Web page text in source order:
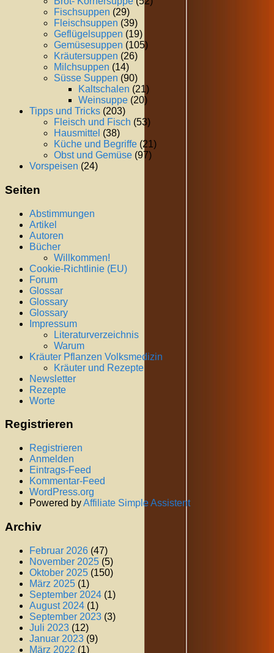
Fischsuppen (29)
Fleischsuppen (39)
Geflügelsuppen (19)
Gemüsesuppen (105)
Kräutersuppen (26)
Milchsuppen (14)
Süsse Suppen (90)
Kaltschalen (21)
Weinsuppe (20)
Tipps und Tricks (203)
Fleisch und Fisch (53)
Hausmittel (38)
Küche und Begriffe (21)
Obst und Gemüse (97)
Vorspeisen (24)
Seiten
Abstimmungen
Artikel
Autoren
Bücher
Willkommen!
Cookie-Richtlinie (EU)
Forum
Glossar
Glossary
Glossary
Impressum
Literaturverzeichnis
Warum
Kräuter Pflanzen Volksmedizin
Kräuter und Rezepte
Newsletter
Rezepte
Worte
Registrieren
Registrieren
Anmelden
Eintrags-Feed
Kommentar-Feed
WordPress.org
Powered byAffiliate Simple Assistent
Archiv
Februar 2026 (47)
November 2025 (5)
Oktober 2025 (150)
März 2025 (1)
September 2024 (1)
August 2024 (1)
September 2023 (3)
Juli 2023 (12)
Januar 2023 (9)
März 2022 (1)